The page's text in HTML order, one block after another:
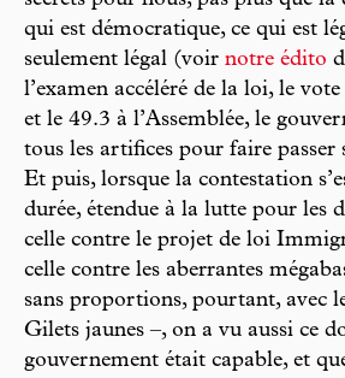
qui est démocratique, ce qui est
seulement légal (voir notre édito
l’examen accéléré de la loi, le
et le 49.3 à l’Assemblée, le
tous les artifices pour faire passer
Et puis, lorsque la contestation
durée, étendue à la lutte pour les
celle contre le projet de loi
celle contre les aberrantes
sans proportions, pourtant, avec
Gilets jaunes –, on a vu aussi ce
gouvernement était capable, et